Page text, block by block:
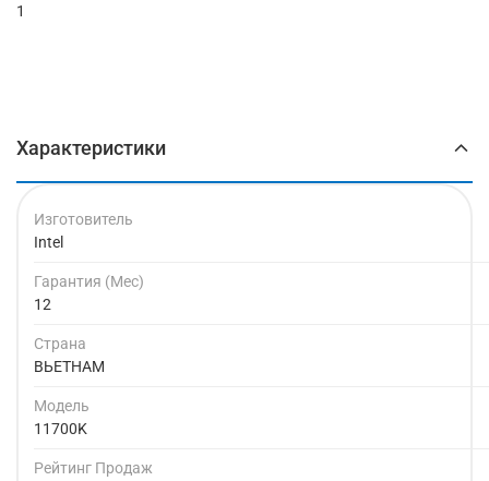
1
Характеристики
Изготовитель
Intel
Гарантия (Мес)
12
Страна
ВЬЕТНАМ
Модель
11700K
Рейтинг Продаж